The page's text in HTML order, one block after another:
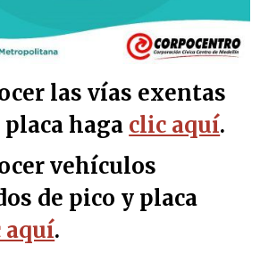
las vías exentas
haga clic aquí.
vehículos
de pico y placa
aquí.